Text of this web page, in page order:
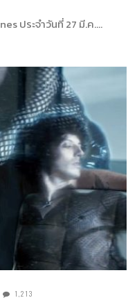
ประจำวันที่ 27 มี.ค….
1,213